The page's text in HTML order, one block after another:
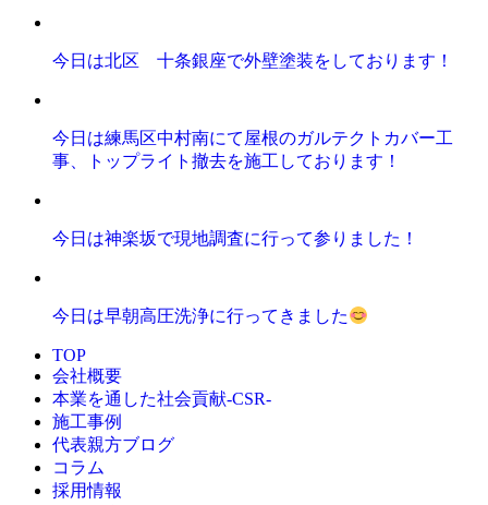
今日は北区 十条銀座で外壁塗装をしております！
今日は練馬区中村南にて屋根のガルテクトカバー工
事、トップライト撤去を施工しております！
今日は神楽坂で現地調査に行って参りました！
今日は早朝高圧洗浄に行ってきました
TOP
会社概要
本業を通した社会貢献-CSR-
施工事例
代表親方ブログ
コラム
採用情報